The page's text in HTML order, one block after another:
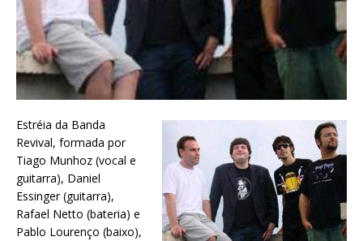
Estréia da Banda
Revival, formada por
Tiago Munhoz (vocal e
guitarra), Daniel
Essinger (guitarra),
Rafael Netto (bateria) e
Pablo Lourenço (baixo),